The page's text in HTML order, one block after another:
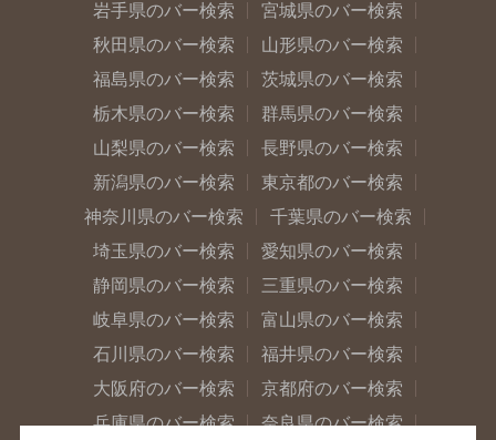
岩手県のバー検索
宮城県のバー検索
秋田県のバー検索
山形県のバー検索
福島県のバー検索
茨城県のバー検索
栃木県のバー検索
群馬県のバー検索
山梨県のバー検索
長野県のバー検索
新潟県のバー検索
東京都のバー検索
神奈川県のバー検索
千葉県のバー検索
埼玉県のバー検索
愛知県のバー検索
静岡県のバー検索
三重県のバー検索
岐阜県のバー検索
富山県のバー検索
石川県のバー検索
福井県のバー検索
大阪府のバー検索
京都府のバー検索
兵庫県のバー検索
奈良県のバー検索